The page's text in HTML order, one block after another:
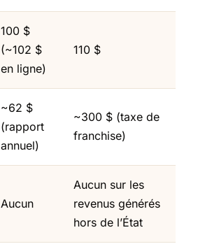
100 $
(~102 $
en ligne)
110 $
~62 $
(rapport
annuel)
~300 $ (taxe de
franchise)
Aucun
Aucun sur les
revenus générés
hors de l’État